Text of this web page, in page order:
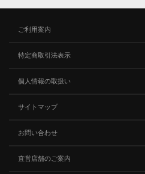
ご利用案内
特定商取引法表示
個人情報の取扱い
サイトマップ
お問い合わせ
直営店舗のご案内